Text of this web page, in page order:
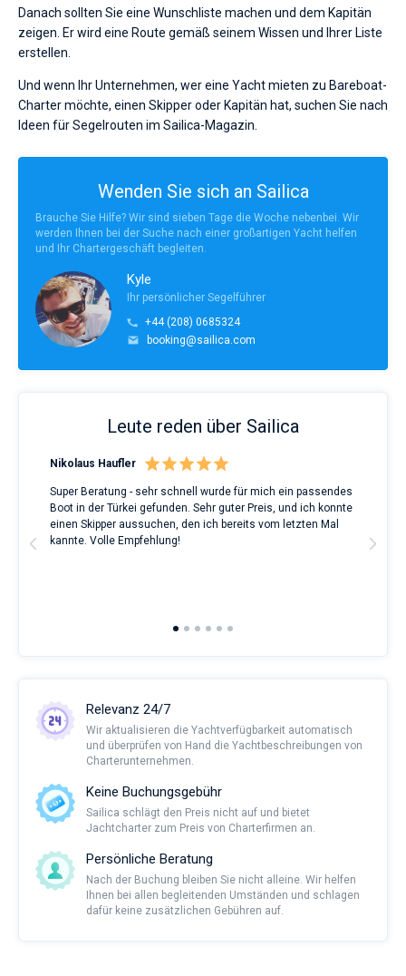
Danach sollten Sie eine Wunschliste machen und dem Kapitän
zeigen. Er wird eine Route gemäß seinem Wissen und Ihrer Liste
erstellen.
Und wenn Ihr Unternehmen, wer eine Yacht mieten zu Bareboat-
Charter möchte, einen Skipper oder Kapitän hat, suchen Sie nach
Ideen für Segelrouten im Sailica-Magazin.
Wenden Sie sich an Sailica
Brauche Sie Hilfe? Wir sind sieben Tage die Woche nebenbei. Wir
werden Ihnen bei der Suche nach einer großartigen Yacht helfen
und Ihr Chartergeschäft begleiten.
Kyle
Ihr persönlicher Segelführer
+44 (208) 0685324
booking@sailica.com
Leute reden über Sailica
Nikolaus Haufler
Super Beratung - sehr schnell wurde für mich ein passendes
Boot in der Türkei gefunden. Sehr guter Preis, und ich konnte
einen Skipper aussuchen, den ich bereits vom letzten Mal
kannte. Volle Empfehlung!
Relevanz 24/7
Wir aktualisieren die Yachtverfügbarkeit automatisch
und überprüfen von Hand die Yachtbeschreibungen von
Charterunternehmen.
Keine Buchungsgebühr
Sailica schlägt den Preis nicht auf und bietet
Jachtcharter zum Preis von Charterfirmen an.
Persönliche Beratung
Nach der Buchung bleiben Sie nicht alleine. Wir helfen
Ihnen bei allen begleitenden Umständen und schlagen
dafür keine zusätzlichen Gebühren auf.